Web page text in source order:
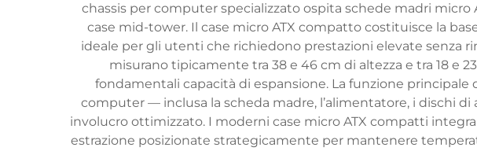
chassis per computer specializzato ospita schede madri
case mid-tower. Il case micro ATX compatto costituisce la
ideale per gli utenti che richiedono prestazioni elevate senza
misurano tipicamente tra 38 e 46 cm di altezza e tra 18 e
fondamentali capacità di espansione. La funzione
computer — inclusa la scheda madre, l’alimentatore, i dischi
involucro ottimizzato. I moderni case micro ATX compatti
estrazione posizionate strategicamente per mantenere